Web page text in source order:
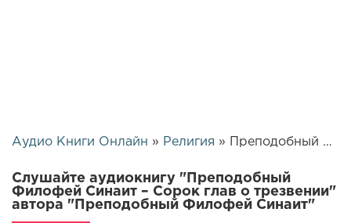
Аудио Книги Онлайн » Религия » Преподобный Филофей Синаит – Сорок глав о трезвении | 25955
Слушайте аудиокнигу "Преподобный
Филофей Синаит – Сорок глав о трезвении"
автора "Преподобный Филофей Синаит"